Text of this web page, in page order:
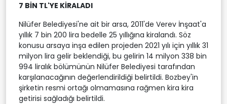
7 BİN TL'YE KİRALADI
Nilüfer Belediyesi'ne ait bir arsa, 2011'de Verev İnşaat'a
yıllık 7 bin 200 lira bedelle 25 yıllığına kiralandı. Söz
konusu arsaya inşa edilen projeden 2021 yılı için yıllık 31
milyon lira gelir beklendiği, bu gelirin 14 milyon 338 bin
994 liralık bölümünün Nilüfer Belediyesi tarafından
karşılanacağının değerlendirildiği belirtildi. Bozbey'in
şirketin resmi ortağı olmamasına rağmen kira kira
getirisi sağladığı belirtildi.